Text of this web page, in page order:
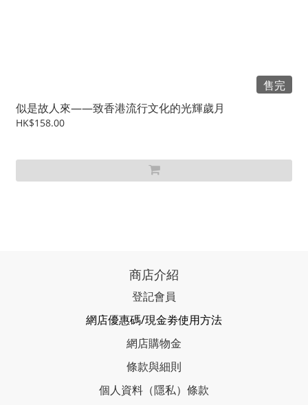
售完
似是故人來——致香港流行文化的光輝歲月
HK$158.00
商店介紹
登記會員
網店優惠碼/現金劵使用方法
網店購物金
條款與細則
個人資料（隱私）條款